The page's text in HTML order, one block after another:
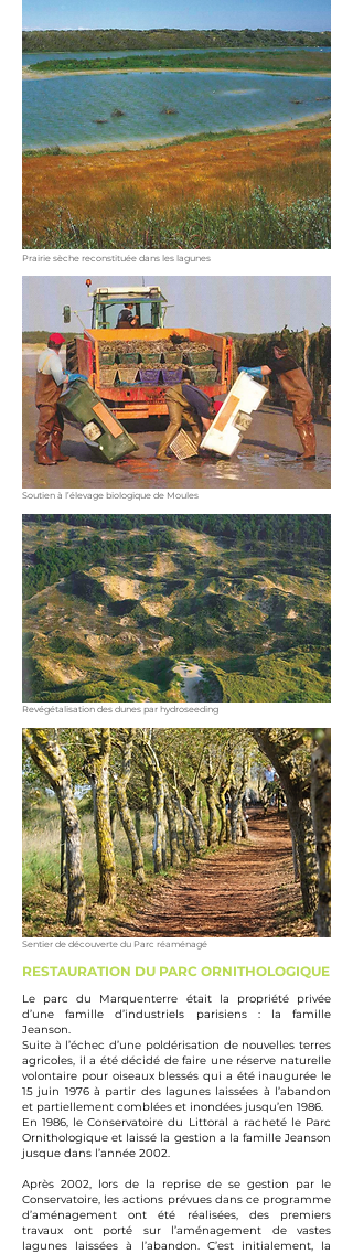
Prairie sèche reconstituée dans les lagunes
Soutien à l’élevage biologique de Moules
Revégétalisation des dunes par hydroseeding
Sentier de découverte du Parc réaménagé
RESTAURATION DU PARC ORNITHOLOGIQUE
Le parc du Marquenterre était la propriété privée
d’une famille d’industriels parisiens : la famille
Jeanson.
Suite à l’échec d’une poldérisation de nouvelles terres
agricoles, il a été décidé de faire une réserve naturelle
volontaire pour oiseaux blessés qui a été inaugurée le
15 juin 1976 à partir des lagunes laissées à l’abandon
et partiellement comblées et inondées jusqu’en 1986.
En 1986, le Conservatoire du Littoral a racheté le Parc
Ornithologique et laissé la gestion a la famille Jeanson
jusque dans l’année 2002.
Après 2002, lors de la reprise de se gestion par le
Conservatoire, les actions prévues dans ce programme
d’aménagement ont été réalisées, des premiers
travaux ont porté sur l’aménagement de vastes
lagunes laissées à l’abandon. C’est initialement, la